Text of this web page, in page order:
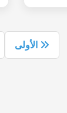
الأولى